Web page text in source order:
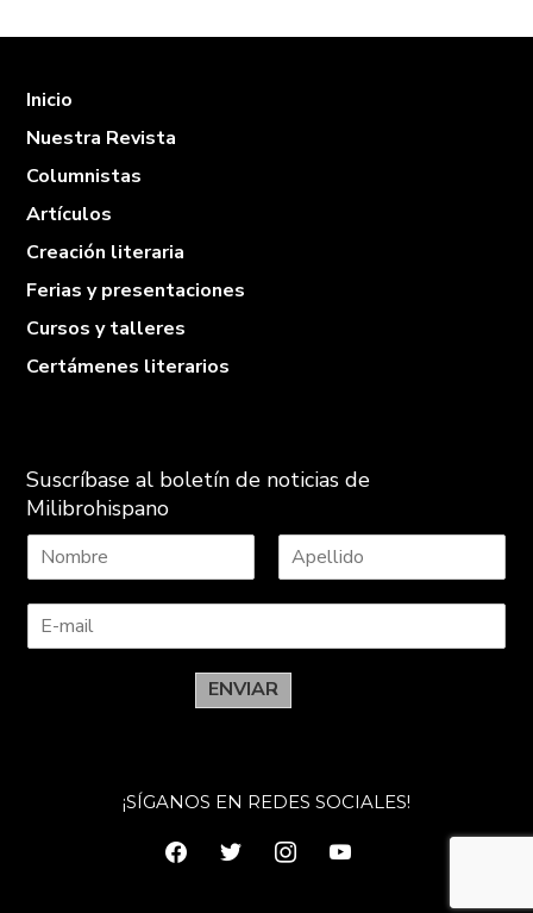
Inicio
Nuestra Revista
Columnistas
Artículos
Creación literaria
Ferias y presentaciones
Cursos y talleres
Certámenes literarios
Suscríbase al boletín de noticias de
Milibrohispano
o
b
p
l
d
ENVIAR
¡SÍGANOS EN REDES SOCIALES!
facebooktwitterinstagramyoutube